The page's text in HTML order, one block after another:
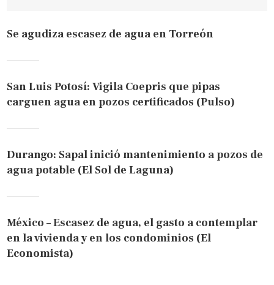
Se agudiza escasez de agua en Torreón
San Luis Potosí: Vigila Coepris que pipas
carguen agua en pozos certificados (Pulso)
Durango: Sapal inició mantenimiento a pozos de
agua potable (El Sol de Laguna)
México – Escasez de agua, el gasto a contemplar
en la vivienda y en los condominios (El
Economista)